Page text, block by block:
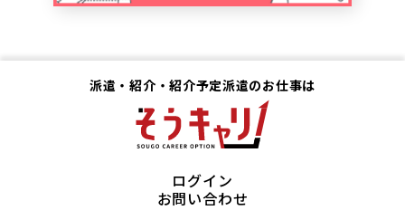
派遣・紹介・紹介予定派遣のお仕事は
ログイン
お問い合わせ